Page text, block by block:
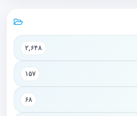
۲,۶۴۸
۱۵۷
۶۸